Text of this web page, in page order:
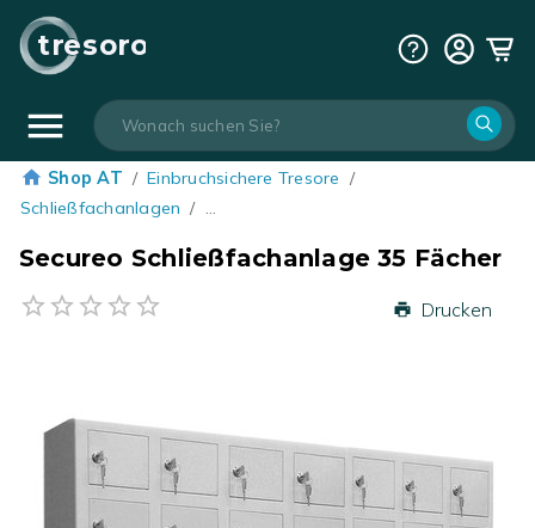
tresoro
Shop AT / Einbruchsichere Tresore /
Schließfachanlagen / …
Secureo Schließfachanlage 35 Fächer
Drucken